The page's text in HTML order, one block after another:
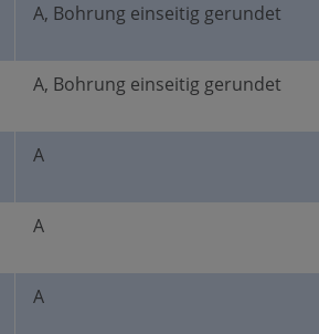
A, Bohrung einseitig gerundet
A, Bohrung einseitig gerundet
A
A
A